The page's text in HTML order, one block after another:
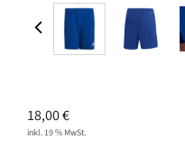
18,00€
inkl. 19 % MwSt.